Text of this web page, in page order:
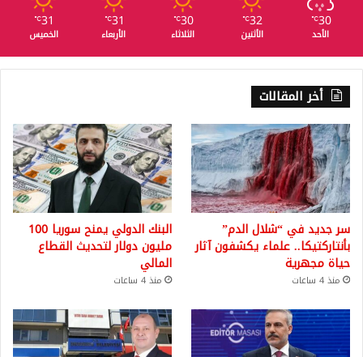
30
℃
الأحد
32
℃
الأثنين
30
℃
الثلاثاء
31
℃
الأربعاء
31
℃
الخميس
أخر المقالات
سر جديد في “شلال الدم”
بأنتاركتيكا.. علماء يكشفون آثار
حياة مجهرية
منذ 4 ساعات
البنك الدولي يمنح سوريا 100
مليون دولار لتحديث القطاع
المالي
منذ 4 ساعات